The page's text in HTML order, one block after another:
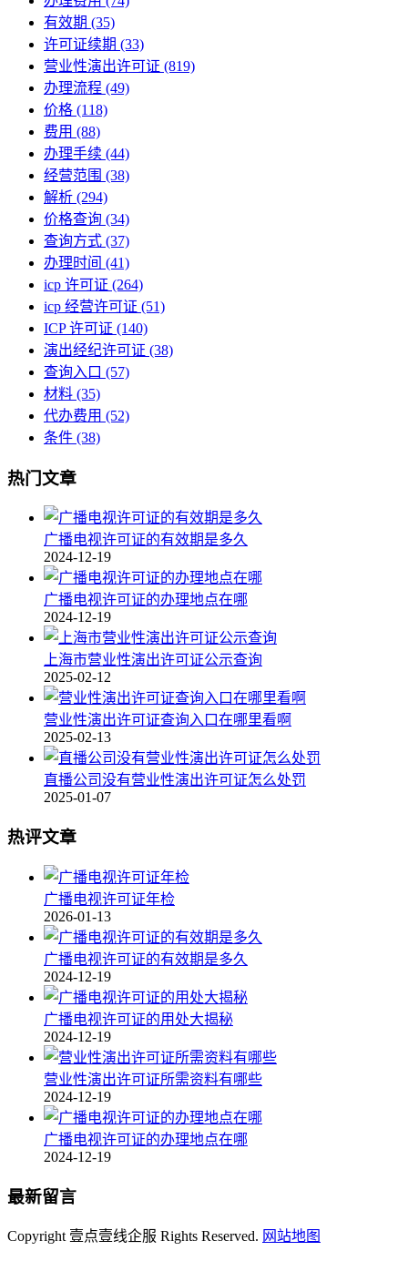
有效期 (35)
许可证续期 (33)
营业性演出许可证 (819)
办理流程 (49)
价格 (118)
费用 (88)
办理手续 (44)
经营范围 (38)
解析 (294)
价格查询 (34)
查询方式 (37)
办理时间 (41)
icp 许可证 (264)
icp 经营许可证 (51)
ICP 许可证 (140)
演出经纪许可证 (38)
查询入口 (57)
材料 (35)
代办费用 (52)
条件 (38)
热门文章
广播电视许可证的有效期是多久
2024-12-19
广播电视许可证的办理地点在哪
2024-12-19
上海市营业性演出许可证公示查询
2025-02-12
营业性演出许可证查询入口在哪里看啊
2025-02-13
直播公司没有营业性演出许可证怎么处罚
2025-01-07
热评文章
广播电视许可证年检
2026-01-13
广播电视许可证的有效期是多久
2024-12-19
广播电视许可证的用处大揭秘
2024-12-19
营业性演出许可证所需资料有哪些
2024-12-19
广播电视许可证的办理地点在哪
2024-12-19
最新留言
Copyright 壹点壹线企服 Rights Reserved. 网站地图